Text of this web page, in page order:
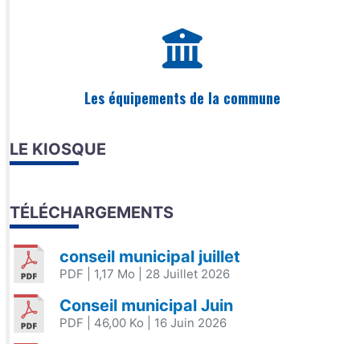
Les équipements de la commune
LE KIOSQUE
TÉLÉCHARGEMENTS
conseil municipal juillet
PDF | 1,17 Mo | 28 Juillet 2026
Conseil municipal Juin
PDF | 46,00 Ko | 16 Juin 2026